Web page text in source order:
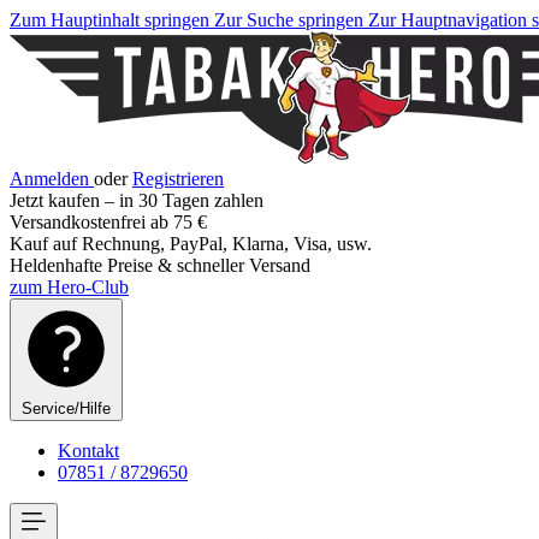
Zum Hauptinhalt springen Zur Suche springen Zur Hauptnavigation
Anmelden oder Registrieren
Jetzt kaufen – in 30 Tagen zahlen
Versandkostenfrei ab 75 €
Kauf auf Rechnung, PayPal, Klarna, Visa, usw.
Heldenhafte Preise & schneller Versand
zum Hero-Club
Service/Hilfe
Kontakt
07851 / 8729650